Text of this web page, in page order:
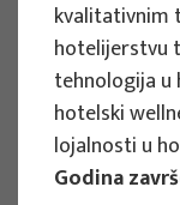
EU PROJECTS
Governing
territories
value -
kvalitativnim
hotelijerstvu
tehnologija
hotelski
lojalnosti u
Godina